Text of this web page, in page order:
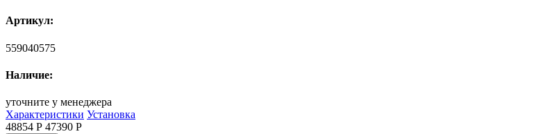
Артикул:
559040575
Наличие:
уточните у менеджера
Характеристики Установка
48854 Р 47390 Р